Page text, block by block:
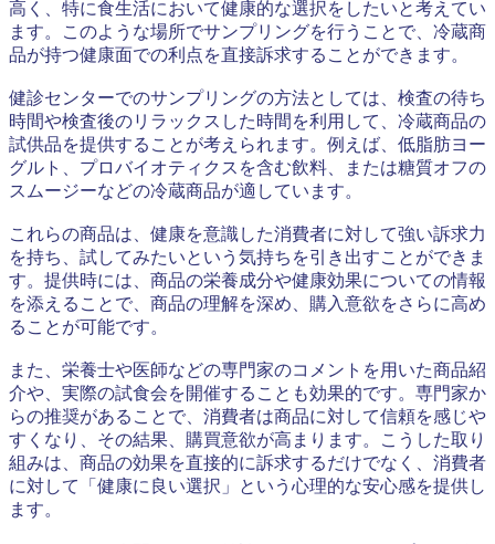
高く、特に食生活において健康的な選択をしたいと考えてい
ます。このような場所でサンプリングを行うことで、冷蔵商
品が持つ健康面での利点を直接訴求することができます。
健診センターでのサンプリングの方法としては、検査の待ち
時間や検査後のリラックスした時間を利用して、冷蔵商品の
試供品を提供することが考えられます。例えば、低脂肪ヨー
グルト、プロバイオティクスを含む飲料、または糖質オフの
スムージーなどの冷蔵商品が適しています。
これらの商品は、健康を意識した消費者に対して強い訴求力
を持ち、試してみたいという気持ちを引き出すことができま
す。提供時には、商品の栄養成分や健康効果についての情報
を添えることで、商品の理解を深め、購入意欲をさらに高め
ることが可能です。
また、栄養士や医師などの専門家のコメントを用いた商品紹
介や、実際の試食会を開催することも効果的です。専門家か
らの推奨があることで、消費者は商品に対して信頼を感じや
すくなり、その結果、購買意欲が高まります。こうした取り
組みは、商品の効果を直接的に訴求するだけでなく、消費者
に対して「健康に良い選択」という心理的な安心感を提供し
ます。